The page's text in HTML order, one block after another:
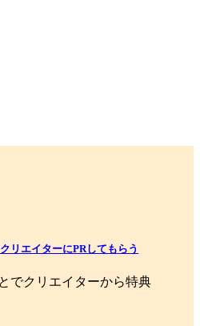
リエイターにPRしてもらう
でクリエイターから特典